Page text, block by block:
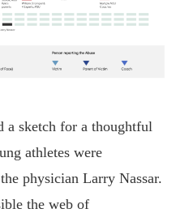
a sketch for a thoughtful
athletes were
physician Larry Nassar.
the web of